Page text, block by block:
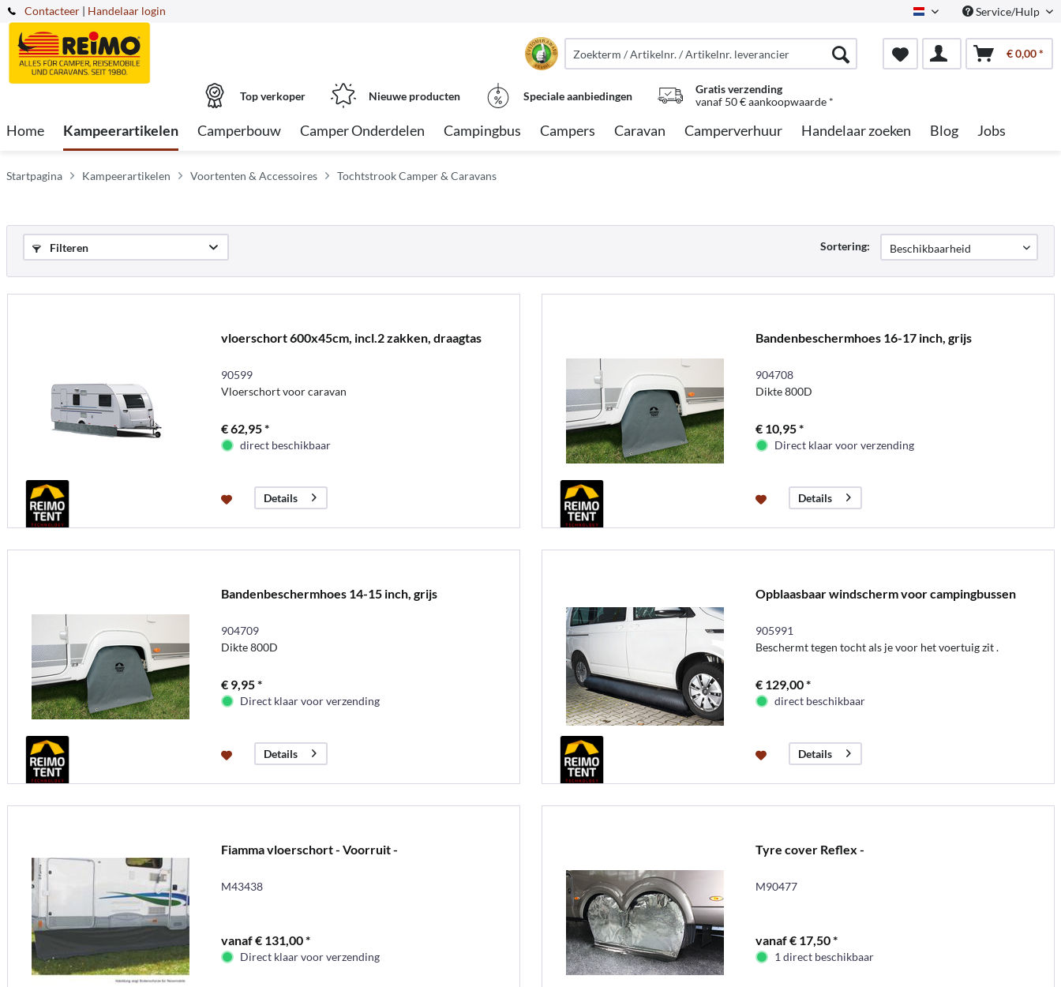
Contacteer Dutch Service/Hulp
| Handelaar login
€ 0,00 *
Top verkoper Nieuwe producten Speciale aanbiedingen
Gratis verzending
vanaf 50 € aankoopwaarde *
Home Kampeerartikelen Camperbouw Camper Onderdelen Campingbus Campers Caravan Camperverhuur Handelaar zoeken Blog Jobs
Startpagina Kampeerartikelen Voortenten & Accessoires Tochtstrook Camper & Caravans
Filteren Sortering:
vloerschort 600x45cm, incl.2 zakken, draagtas
90599
Vloerschort voor caravan
€ 62,95 *
direct beschikbaar
Details
Bandenbeschermhoes 16-17 inch, grijs
904708
Dikte 800D
€ 10,95 *
Direct klaar voor verzending
Details
Bandenbeschermhoes 14-15 inch, grijs
904709
Dikte 800D
€ 9,95 *
Direct klaar voor verzending
Details
Opblaasbaar windscherm voor campingbussen
905991
Beschermt tegen tocht als je voor het voertuig zit .
€ 129,00 *
direct beschikbaar
Details
Fiamma vloerschort - Voorruit -
M43438
vanaf € 131,00 *
Direct klaar voor verzending
Tyre cover Reflex -
M90477
vanaf € 17,50 *
1 direct beschikbaar